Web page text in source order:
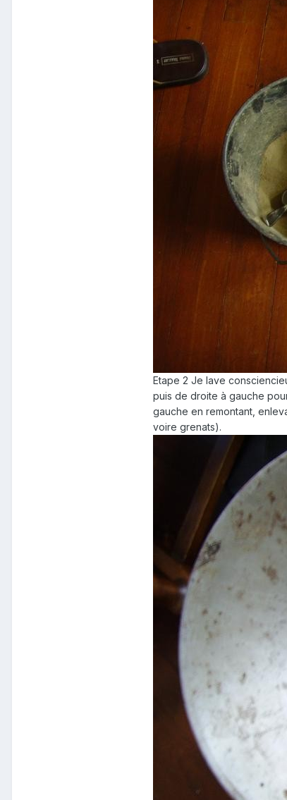
Etape 2 Je lave
puis de droite à gauche
gauche en remontant,
voire grenats).